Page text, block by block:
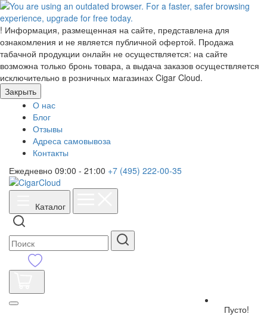
! Информация, размещенная на сайте, представлена для
ознакомления и не является публичной офертой. Продажа
табачной продукции онлайн не осуществляется: на сайте
возможна только бронь товара, а выдача заказов осуществляется
исключительно в розничных магазинах Cigar Cloud.
Закрыть
О нас
Блог
Отзывы
Адреса самовывоза
Контакты
Ежедневно 09:00 - 21:00 +7 (495) 222-00-35
Каталог
Пусто!